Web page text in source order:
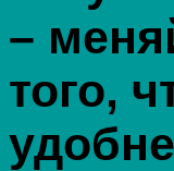
–
того,